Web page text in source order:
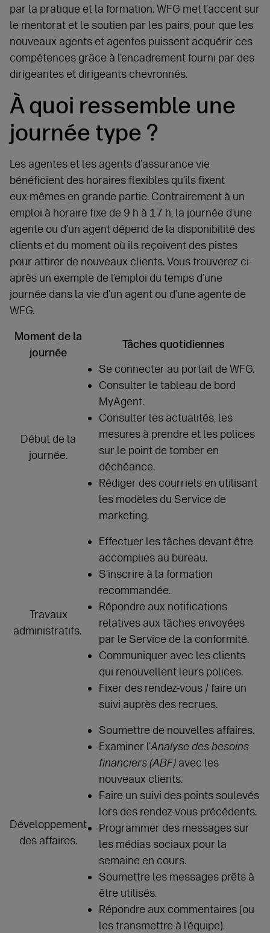
par la pratique et la formation. WFG met l’accent sur
le mentorat et le soutien par les pairs, pour que les
nouveaux agents et agentes puissent acquérir ces
compétences grâce à l’encadrement fourni par des
dirigeantes et dirigeants chevronnés.
À quoi ressemble une
journée type ?
Les agentes et les agents d’assurance vie
bénéficient des horaires flexibles qu’ils fixent
eux‑mêmes en grande partie. Contrairement à un
emploi à horaire fixe de 9 h à 17 h, la journée d’une
agente ou d’un agent dépend de la disponibilité des
clients et du moment où ils reçoivent des pistes
pour attirer de nouveaux clients. Vous trouverez ci-
après un exemple de l’emploi du temps d’une
journée dans la vie d’un agent ou d’une agente de
WFG.
Moment de la
journée
Tâches quotidiennes
Début de la
journée.
Se connecter au portail de WFG.
Consulter le tableau de bord
MyAgent.
Consulter les actualités, les
mesures à prendre et les polices
sur le point de tomber en
déchéance.
Rédiger des courriels en utilisant
les modèles du Service de
marketing.
Travaux
administratifs.
Effectuer les tâches devant être
accomplies au bureau.
S’inscrire à la formation
recommandée.
Répondre aux notifications
relatives aux tâches envoyées
par le Service de la conformité.
Communiquer avec les clients
qui renouvellent leurs polices.
Fixer des rendez-vous / faire un
suivi auprès des recrues.
Développement
des affaires.
Soumettre de nouvelles affaires.
Examiner l’Analyse des besoins
financiers (ABF) avec les
nouveaux clients.
Faire un suivi des points soulevés
lors des rendez-vous précédents.
Programmer des messages sur
les médias sociaux pour la
semaine en cours.
Soumettre les messages prêts à
être utilisés.
Répondre aux commentaires (ou
les transmettre à l’équipe).